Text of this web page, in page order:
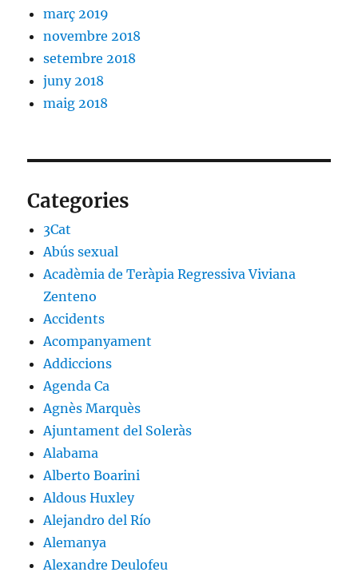
març 2019
novembre 2018
setembre 2018
juny 2018
maig 2018
Categories
3Cat
Abús sexual
Acadèmia de Teràpia Regressiva Viviana
Zenteno
Accidents
Acompanyament
Addiccions
Agenda Ca
Agnès Marquès
Ajuntament del Soleràs
Alabama
Alberto Boarini
Aldous Huxley
Alejandro del Río
Alemanya
Alexandre Deulofeu